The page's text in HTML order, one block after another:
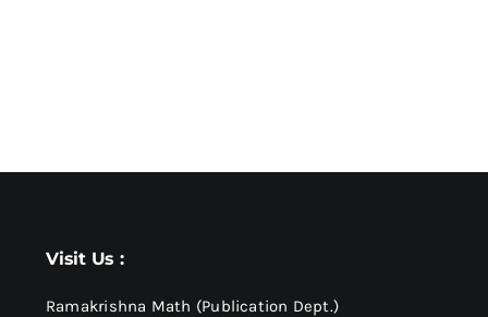
Visit Us :
Ramakrishna Math (Publication Dept.)